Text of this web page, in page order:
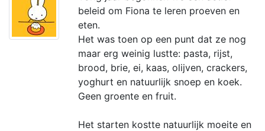
beleid om Fiona te leren proeven en
eten.
Het was toen op een punt dat ze nog
maar erg weinig lustte: pasta, rijst,
brood, brie, ei, kaas, olijven, crackers,
yoghurt en natuurlijk snoep en koek.
Geen groente en fruit.
Het starten kostte natuurlijk moeite en